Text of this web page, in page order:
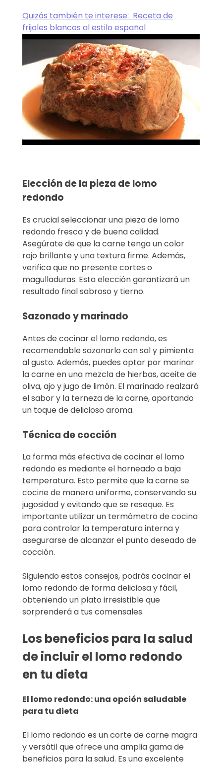
Quizás también te interese: Receta de
frijoles blancos al estilo español
Elección de la pieza de lomo
redondo
Es crucial seleccionar una pieza de lomo
redondo fresca y de buena calidad.
Asegúrate de que la carne tenga un color
rojo brillante y una textura firme. Además,
verifica que no presente cortes o
magulladuras. Esta elección garantizará un
resultado final sabroso y tierno.
Sazonado y marinado
Antes de cocinar el lomo redondo, es
recomendable sazonarlo con sal y pimienta
al gusto. Además, puedes optar por marinar
la carne en una mezcla de hierbas, aceite de
oliva, ajo y jugo de limón. El marinado realzará
el sabor y la terneza de la carne, aportando
un toque de delicioso aroma.
Técnica de cocción
La forma más efectiva de cocinar el lomo
redondo es mediante el horneado a baja
temperatura. Esto permite que la carne se
cocine de manera uniforme, conservando su
jugosidad y evitando que se reseque. Es
importante utilizar un termómetro de cocina
para controlar la temperatura interna y
asegurarse de alcanzar el punto deseado de
cocción.
Siguiendo estos consejos, podrás cocinar el
lomo redondo de forma deliciosa y fácil,
obteniendo un plato irresistible que
sorprenderá a tus comensales.
Los beneficios para la salud
de incluir el lomo redondo
en tu dieta
El lomo redondo: una opción saludable
para tu dieta
El lomo redondo es un corte de carne magra
y versátil que ofrece una amplia gama de
beneficios para la salud. Es una excelente